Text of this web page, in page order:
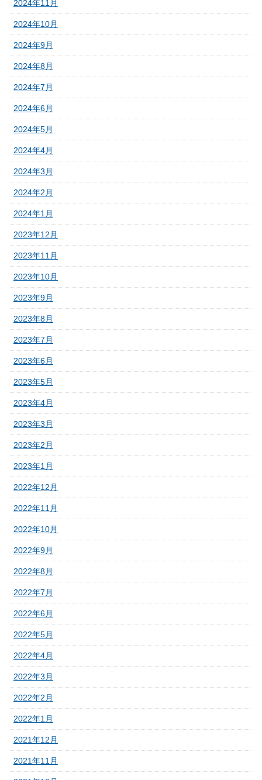
2024年11月
2024年10月
2024年9月
2024年8月
2024年7月
2024年6月
2024年5月
2024年4月
2024年3月
2024年2月
2024年1月
2023年12月
2023年11月
2023年10月
2023年9月
2023年8月
2023年7月
2023年6月
2023年5月
2023年4月
2023年3月
2023年2月
2023年1月
2022年12月
2022年11月
2022年10月
2022年9月
2022年8月
2022年7月
2022年6月
2022年5月
2022年4月
2022年3月
2022年2月
2022年1月
2021年12月
2021年11月